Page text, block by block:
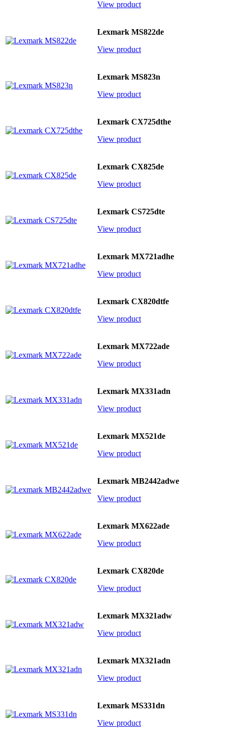
View product
Lexmark MS822de
View product
Lexmark MS823n
View product
Lexmark CX725dthe
View product
Lexmark CX825de
View product
Lexmark CS725dte
View product
Lexmark MX721adhe
View product
Lexmark CX820dtfe
View product
Lexmark MX722ade
View product
Lexmark MX331adn
View product
Lexmark MX521de
View product
Lexmark MB2442adwe
View product
Lexmark MX622ade
View product
Lexmark CX820de
View product
Lexmark MX321adw
View product
Lexmark MX321adn
View product
Lexmark MS331dn
View product